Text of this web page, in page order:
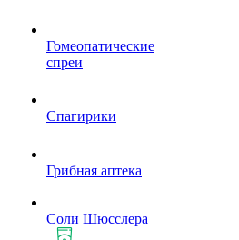
Гомеопатические
спреи
Спагирики
Грибная аптека
Соли Шюсслера